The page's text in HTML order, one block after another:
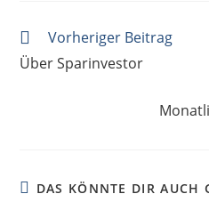
Vorheriger Beitrag
Über Sparinvestor
DAS KÖNNTE DIR AUCH